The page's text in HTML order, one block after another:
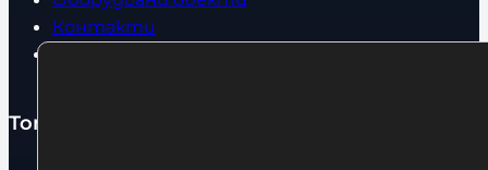
Контакти
Топ категории